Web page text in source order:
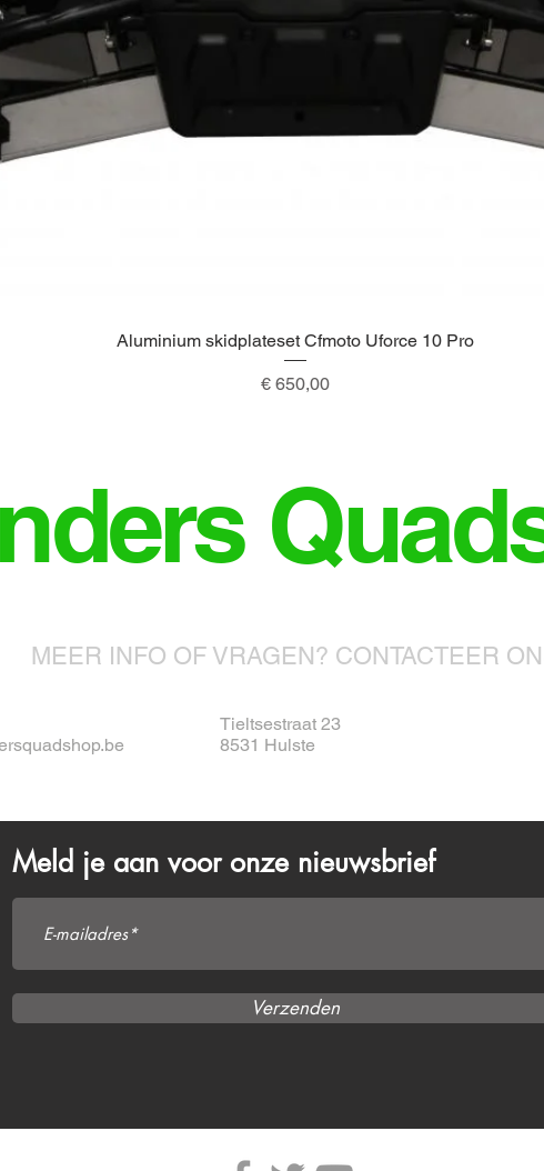
Snel overzicht
Aluminium skidplateset Cfmoto Uforce 10 Pro
Prijs
€ 650,00
MEER INFO OF VRAGEN? CONTACTEER
Tieltsestraat 23
8531 Hulste
Meld je aan voor onze nieuwsbrief
Verzenden